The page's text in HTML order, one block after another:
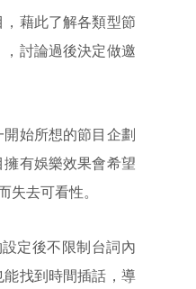
藉此了解各類型節
討論過後決定做邀
始所想的節目企劃
有娛樂效果會希望
失去可看性。
定後不限制台詞內
找到時間插話，導